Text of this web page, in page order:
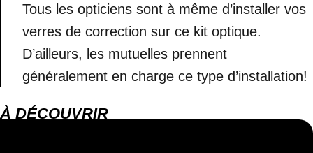
Tous les opticiens sont à même d’installer vos
verres de correction sur ce kit optique.
D’ailleurs, les mutuelles prennent
généralement en charge ce type d’installation!
À DÉCOUVRIR